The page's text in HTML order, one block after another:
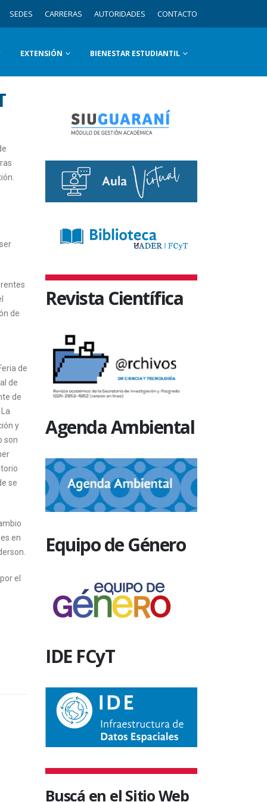
SEDES CARRERAS AUTORIDADES CONTACTO
EXTENSIÓN BIENESTAR ESTUDIANTIL
de
de
de
de
y
son
se
en
el
SE REALIZÓ EL VIERNES
EL ACTO DE COLACION
Revista Científica
Agenda Ambiental
Equipo de Género
IDE FCyT
Buscá en el Sitio Web